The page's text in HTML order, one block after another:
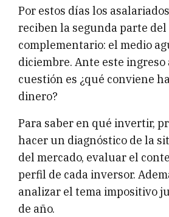
Por estos días los
reciben la segunda parte
complementario: el medio
diciembre. Ante este
cuestión es ¿qué conviene
dinero?
Para saber en qué invertir,
hacer un diagnóstico de la
del mercado, evaluar el
perfil de cada inversor.
analizar el tema impositivo
de año.